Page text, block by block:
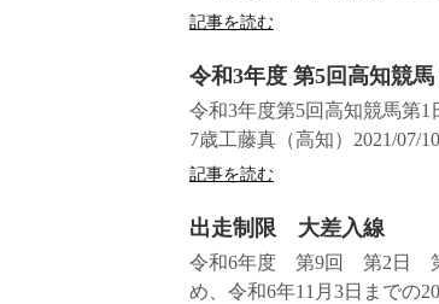
記事を読む
令和3年度 第5回高知競
令和3年度第5回高知競馬第1
7歳工藤真（高知）2021/07/
記事を読む
出走制限 大差入線
令和6年度 第9回 第2日 第
め、令和6年11月3日までの